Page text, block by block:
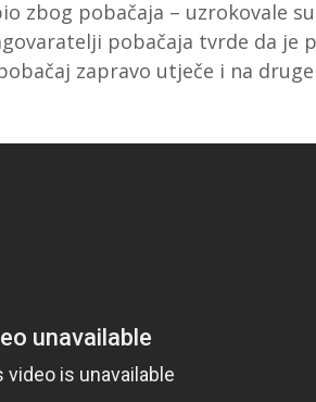
zbog pobačaja – uzrokovale su
pobačaja tvrde da je
zapravo utječe i na druge